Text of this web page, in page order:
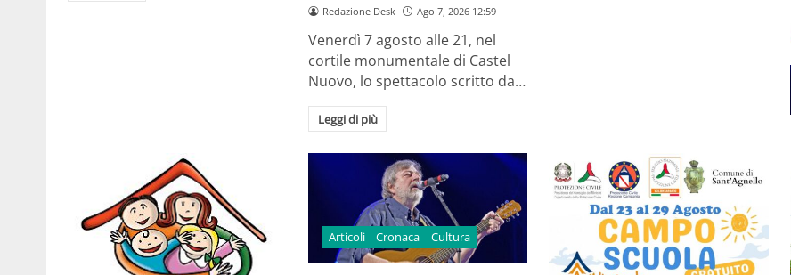
Redazione Desk Ago 7, 2026 12:59
Venerdì 7 agosto alle 21, nel
cortile monumentale di Castel
Nuovo, lo spettacolo scritto da…
Leggi di più
Articoli Cronaca Cultura